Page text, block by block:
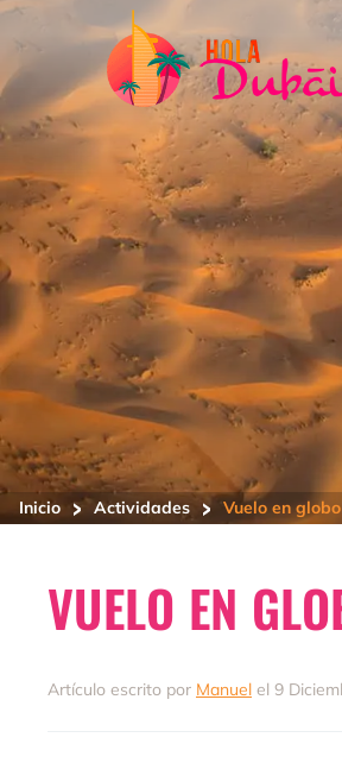
Inicio > Actividades > Vuelo en
VUELO EN
Artículo escrito por Manuel el 9